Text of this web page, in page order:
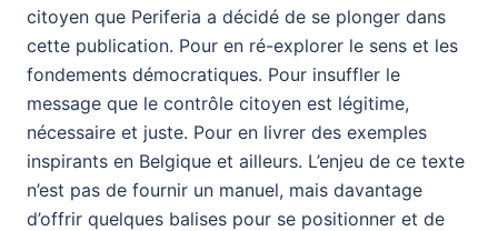
citoyen que Periferia a décidé de se plonger dans
cette publication. Pour en ré-explorer le sens et les
fondements démocratiques. Pour insuffler le
message que le contrôle citoyen est légitime,
nécessaire et juste. Pour en livrer des exemples
inspirants en Belgique et ailleurs. L’enjeu de ce texte
n’est pas de fournir un manuel, mais davantage
d’offrir quelques balises pour se positionner et de